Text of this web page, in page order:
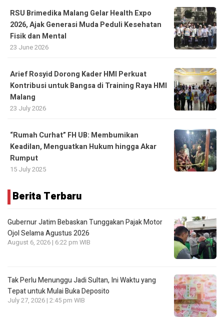
RSU Brimedika Malang Gelar Health Expo
2026, Ajak Generasi Muda Peduli Kesehatan
Fisik dan Mental
23 June 2026
Arief Rosyid Dorong Kader HMI Perkuat
Kontribusi untuk Bangsa di Training Raya HMI
Malang
23 July 2026
“Rumah Curhat” FH UB: Membumikan
Keadilan, Menguatkan Hukum hingga Akar
Rumput
15 July 2025
Berita Terbaru
Gubernur Jatim Bebaskan Tunggakan Pajak Motor
Ojol Selama Agustus 2026
August 6, 2026 | 6:22 pm WIB
Tak Perlu Menunggu Jadi Sultan, Ini Waktu yang
Tepat untuk Mulai Buka Deposito
July 27, 2026 | 2:45 pm WIB